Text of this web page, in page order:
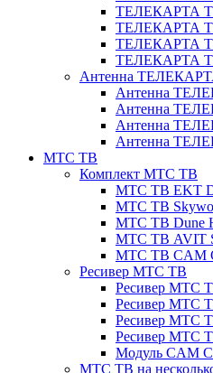
ТЕЛЕКАРТА
ТЕЛЕКАРТА
ТЕЛЕКАРТА
ТЕЛЕКАРТА
Антенна
Антенна
Антенна
Антенна
Антенна
МТС ТВ
Комплект МТС ТВ
МТС ТВ EKT
МТС ТВ
МТС ТВ Dune
МТС ТВ AVIT
МТС ТВ CAM
Ресивер МТС ТВ
Ресивер МТС
Ресивер МТС
Ресивер МТС
Ресивер МТС
Модуль CAM
МТС ТВ на